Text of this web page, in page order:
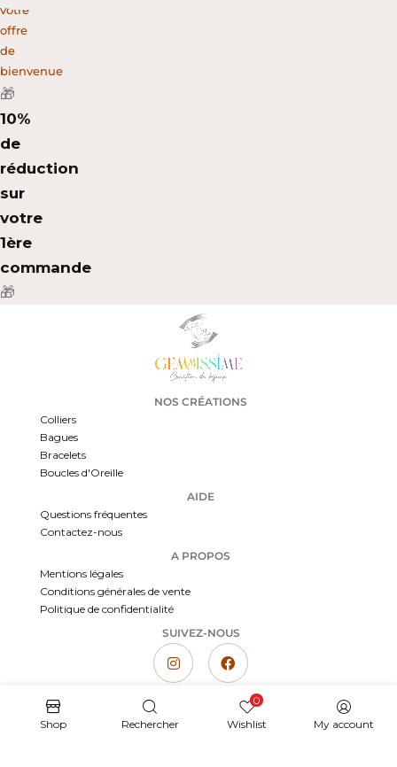
votre
offre
de
bienvenue
🎁
10%
de
réduction
sur
votre
1ère
commande
🎁
NOS CRÉATIONS
Colliers
Bagues
Bracelets
Boucles d'Oreille
AIDE
Questions fréquentes
Contactez-nous
A PROPOS
Mentions légales
Conditions générales de vente
Politique de confidentialité
SUIVEZ-NOUS
Gemmissime | Création artisanale de bijoux femme | Bijoux faits main en pierre naturelle
Copyright © 2023 Gemmissime | Marque déposée. Tous droits réservés
Shop Rechercher
0
Wishlist
My account